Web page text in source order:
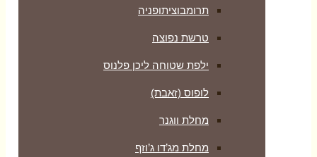
תרומבוציתופניה
טרשת נפוצה
ילפת שטוחה ליכן פלנוס
לופוס (זאבת)
מחלת ווגנר
מחלת מג’דו ג’וזף